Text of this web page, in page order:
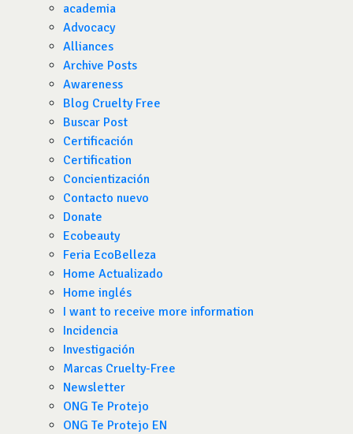
academia
Advocacy
Alliances
Archive Posts
Awareness
Blog Cruelty Free
Buscar Post
Certificación
Certification
Concientización
Contacto nuevo
Donate
Ecobeauty
Feria EcoBelleza
Home Actualizado
Home inglés
I want to receive more information
Incidencia
Investigación
Marcas Cruelty-Free
Newsletter
ONG Te Protejo
ONG Te Protejo EN